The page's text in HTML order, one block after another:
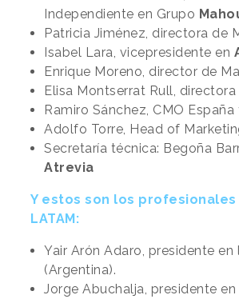
Independiente en Grupo
Patricia Jiménez, directora de
Isabel Lara, vicepresidente en
Enrique Moreno, director de
Elisa Montserrat Rull,
Ramiro Sánchez, CMO
Adolfo Torre, Head of
Secretaría técnica: Begoña
Atrevia
Y estos son los
LATAM:
Yair Arón Adaro, presidente
(Argentina).
Jorge Abuchalja, presidente